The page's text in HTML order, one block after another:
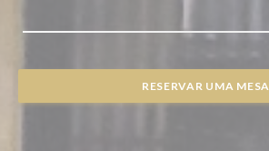
RESERVAR UMA MESA